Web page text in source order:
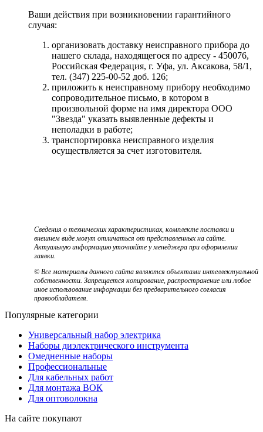
Ваши действия при возникновении гарантийного
случая:
организовать доставку неисправного прибора до
нашего склада, находящегося по адресу - 450076,
Российская Федерация, г. Уфа, ул. Аксакова, 58/1,
тел. (347) 225-00-52 доб. 126;
приложить к неисправному прибору необходимо
сопроводительное письмо, в котором в
произвольной форме на имя директора ООО
"Звезда" указать выявленные дефекты и
неполадки в работе;
транспортировка неисправного изделия
осуществляется за счет изготовителя.
Сведения о технических характеристиках, комплекте поставки и
внешнем виде могут отличаться от представленных на сайте.
Актуальную информацию уточняйте у менеджера при оформлении
заявки.
© Все материалы данного сайта являются объектами интеллектуальной
собственности. Запрещается копирование, распространение или любое
иное использование информации без предварительного согласия
правообладателя.
Популярные категории
Универсальный набор электрика
Наборы диэлектрического инструмента
Омедненные наборы
Профессиональные
Для кабельных работ
Для монтажа ВОК
Для оптоволокна
На сайте покупают